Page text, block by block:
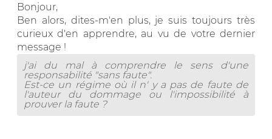
Bonjour,
Ben alors, dites-m'en plus, je suis toujours très
curieux d'en apprendre, au vu de votre dernier
message !
j'ai du mal à comprendre le sens d'une
responsabilité "sans faute".
Est-ce un régime où il n' y a pas de faute de
l'auteur du dommage ou l'impossibilité à
prouver la faute ?